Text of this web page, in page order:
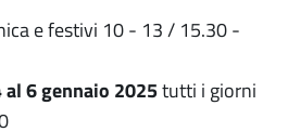
e festivi 10 - 13 / 15.30 -
6 gennaio 2025tutti i giorni